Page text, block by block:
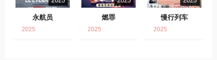
永航员
2025
燃罪
2025
慢行列车
2025